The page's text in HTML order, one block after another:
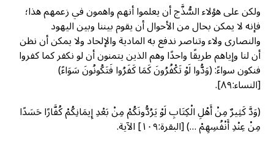
ولكن على هؤلاء السُّذَّج أن يعلموا أنهم واهمون في زعمهم هذا؛
فإنه لا يمكن بحال من الأحوال أن يقوم بيننا وبين اليهود
والنصارى ولاء وتناصر ندفع به المادية والإلحاد ولا يمكن أن نظن
أن لنا وإياهم طريقًا واحدًا وهم الذين يتمنون أن لو نكفر كما كفروا
فنكون سواءً: (وَدُّوا لَوْ تَكْفُرُونَ كَمَا كَفَرُوا فَتَكُونُونَ سَوَاءً)
[النساء:٨٩].
(وَدَّ كَثِيرٌ مِنْ أَهْلِ الْكِتَابِ لَوْ يَرُدُّونَكُمْ مِنْ بَعْدِ إِيمَانِكُمْ كُفَّارًا حَسَدًا
مِنْ عِنْدِ أَنْفُسِهِمْ …) [البقرة:١٠٩] الآية.